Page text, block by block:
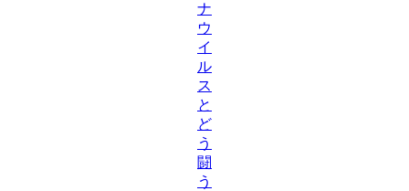
ナ
ウ
イ
ル
ス
と
ど
う
闘
う